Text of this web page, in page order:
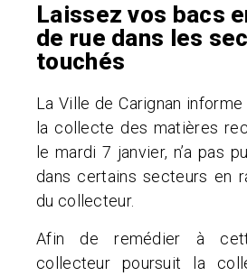
Laissez vos bacs
de rue dans les
touchés
La Ville de Carignan
la collecte des matières
le mardi 7 janvier, n’a pas
dans certains secteurs en
du collecteur.
Afin de remédier à
collecteur poursuit la